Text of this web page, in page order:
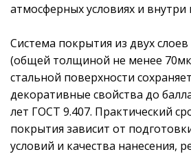
атмосферных условиях и
Система покрытия из двух
(общей толщиной не менее
стальной поверхности
декоративные свойства до
лет ГОСТ 9.407. Практический
покрытия зависит от
условий и качества нанесения,